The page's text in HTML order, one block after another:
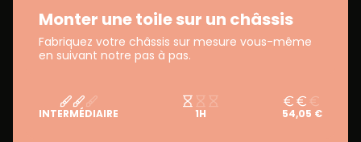
Monter une toile sur un châssis
Fabriquez votre châssis sur mesure vous-même
en suivant notre pas à pas.
INTERMÉDIAIRE 1H 54,05 €